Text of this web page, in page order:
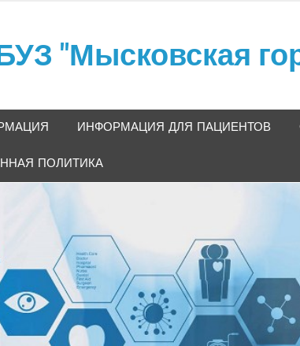
"Мысковская
ИНФОРМАЦИЯ ДЛЯ ПАЦИЕНТОВ
ПОЛИТИКА